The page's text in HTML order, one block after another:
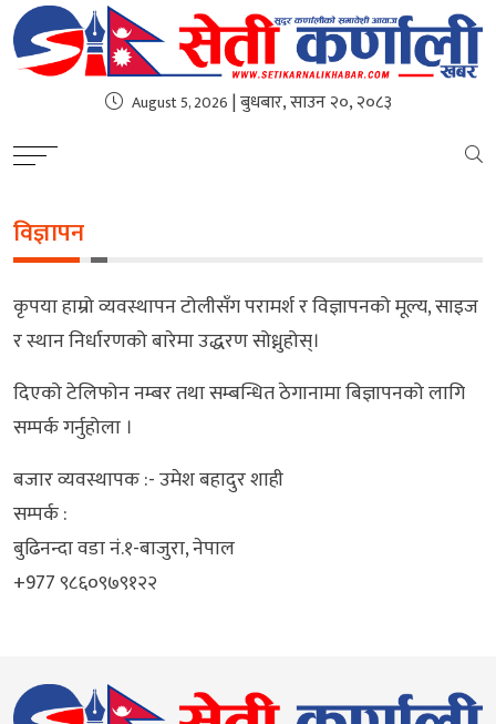
August 5, 2026 | बुधबार, साउन २०, २०८३
विज्ञापन
कृपया हाम्रो व्यवस्थापन टोलीसँग परामर्श र विज्ञापनको मूल्य, साइज
र स्थान निर्धारणको बारेमा उद्धरण सोध्नुहोस्।
दिएको टेलिफोन नम्बर तथा सम्बन्धित ठेगानामा बिज्ञापनको लागि
सम्पर्क गर्नुहोला ।
बजार व्यवस्थापक :- उमेश बहादुर शाही
सम्पर्क :
बुढिनन्दा वडा नं.१-बाजुरा, नेपाल
+977 ९८६०९७९१२२